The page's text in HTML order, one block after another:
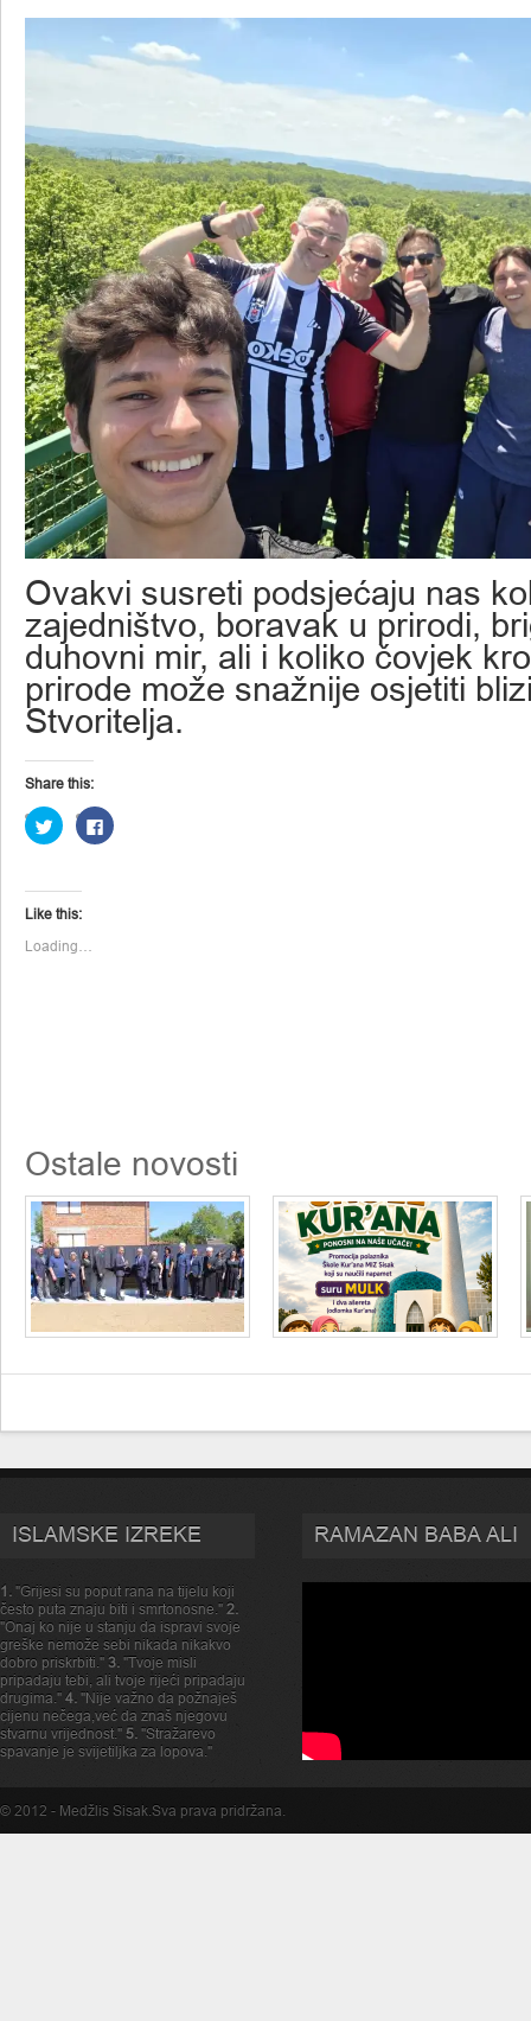
Ovakvi susreti podsjećaju nas
zajedništvo, boravak u prirodi,
duhovni mir, ali i koliko čovjek
prirode može snažnije osjetiti
Stvoritelja.
Share this:
Click
to
share
(Opens
in
new
Click
to
Like this:
Loading…
Ostale novosti
ISLAMSKE IZREKE
1. "Grijesi su poput rana na tijelu koji
često puta znaju biti i smrtonosne." 2.
"Onaj ko nije u stanju da ispravi svoje
greške nemože sebi nikada nikakvo
dobro priskrbiti." 3. "Tvoje misli
pripadaju tebi, ali tvoje rijeći pripadaju
drugima." 4. "Nije važno da požnaješ
cijenu nečega,već da znaš njegovu
stvarnu vrijednost." 5. "Stražarevo
spavanje je svijetiljka za lopova."
RAMAZAN BABA ALI
© 2012 - Medžlis Sisak.Sva prava pridržana.